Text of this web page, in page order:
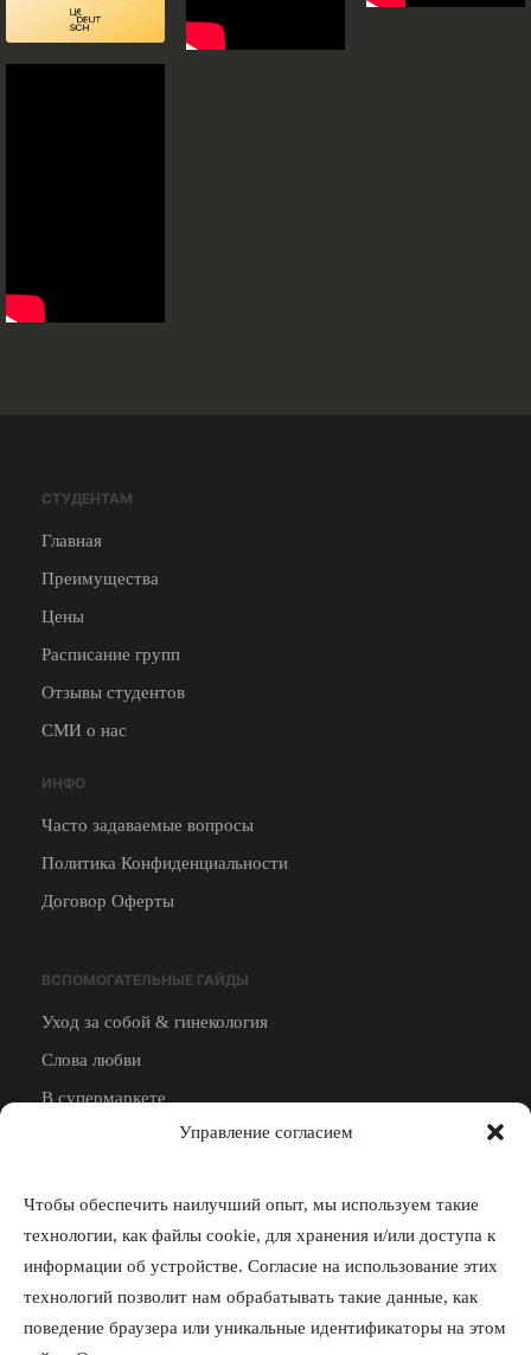
Управление согласием
Чтобы обеспечить наилучший опыт, мы используем такие
технологии, как файлы cookie, для хранения и/или доступа к
информации об устройстве. Согласие на использование этих
технологий позволит нам обрабатывать такие данные, как
поведение браузера или уникальные идентификаторы на этом
СТУДЕНТАМ
Главная
Преимущества
Цены
Расписание групп
Отзывы студентов
СМИ о нас
ИНФО
Часто задаваемые вопросы
Политика Конфиденциальности
Договор Оферты
ВСПОМОГАТЕЛЬНЫЕ ГАЙДЫ
Уход за собой & гинекология
Слова любви
В супермаркете
Стать преподавателем
4000 грн за преподавателя